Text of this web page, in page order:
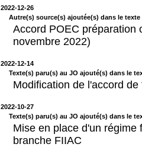
2022-12-26
Autre(s) source(s) ajoutée(s) dans le
Accord POEC préparation
novembre 2022)
2022-12-14
Texte(s) paru(s) au JO ajouté(s) dans le
Modification de l'accord
2022-10-27
Texte(s) paru(s) au JO ajouté(s) dans le
Mise en place d'un
branche FIIAC